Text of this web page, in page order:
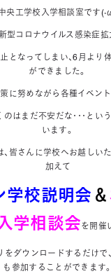
央工学校入学相談室です
型コロナウイルス感染症拡
となってしまい、6月より
ができました。
に努めながら各種イベン
のはまだ不安だな･･･とい
います。
皆さんに学校へお越しい
加えて
学校説明会 ＆
学相談会を開催
をダウンロードするだけで
も参加することができます。